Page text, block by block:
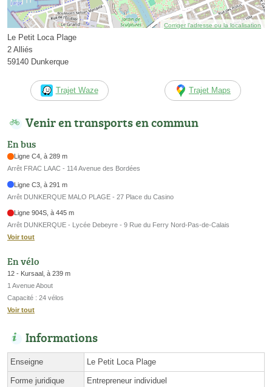
Corriger l’adresse ou la localisation
Le Petit Loca Plage
2 Alliés
59140 Dunkerque
Trajet Waze Trajet Maps
Venir en transports en commun
En bus
Ligne C4, à 289 m
Arrêt FRAC LAAC - 114 Avenue des Bordées
Ligne C3, à 291 m
Arrêt DUNKERQUE MALO PLAGE - 27 Place du Casino
Ligne 904S, à 445 m
Arrêt DUNKERQUE - Lycée Debeyre - 9 Rue du Ferry Nord-Pas-de-Calais
Voir tout
En vélo
12 - Kursaal, à 239 m
1 Avenue About
Capacité : 24 vélos
Voir tout
Informations
Enseigne Le Petit Loca Plage
Forme juridique Entrepreneur individuel